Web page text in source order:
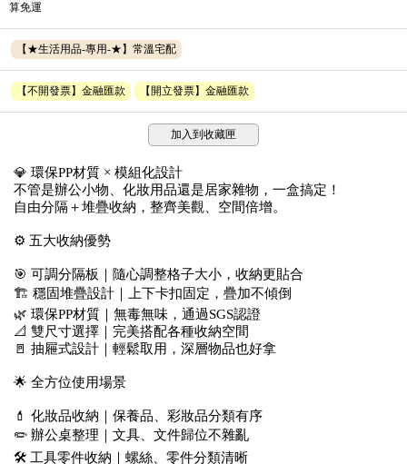
算免運
【★生活用品-專用-★】常溫宅配
【不開發票】金融匯款 【開立發票】金融匯款
加入到收藏匣
💎 環保PP材質 × 模組化設計
不管是辦公小物、化妝用品還是居家雜物，一盒搞定！
自由分隔＋堆疊收納，整齊美觀、空間倍增。
⚙️ 五大收納優勢
🎯 可調分隔板｜隨心調整格子大小，收納更貼合
🏗️ 穩固堆疊設計｜上下卡扣固定，疊加不傾倒
🌿 環保PP材質｜無毒無味，通過SGS認證
📐 雙尺寸選擇｜完美搭配各種收納空間
🚪 抽屜式設計｜輕鬆取用，深層物品也好拿
🌟 全方位使用場景
💄 化妝品收納｜保養品、彩妝品分類有序
✏️ 辦公桌整理｜文具、文件歸位不雜亂
🛠️ 工具零件收納｜螺絲、零件分類清晰